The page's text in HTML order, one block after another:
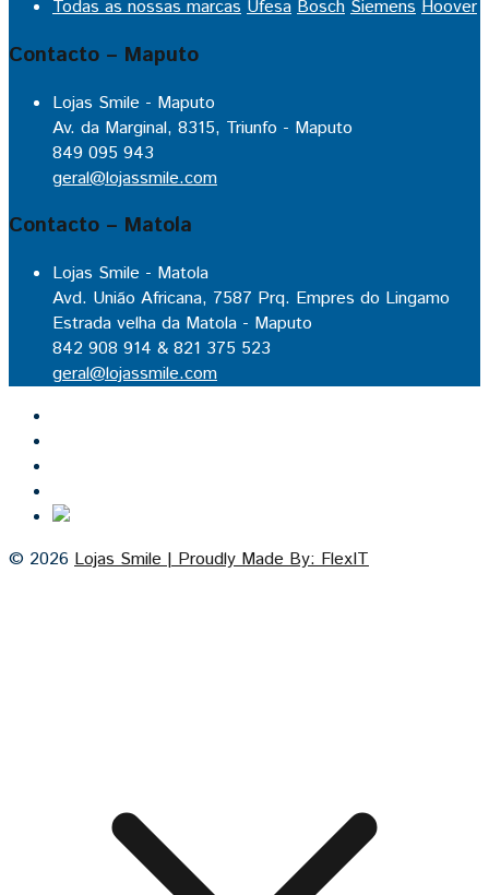
Todas as nossas marcas Ufesa Bosch Siemens Hoover
Contacto – Maputo
Lojas Smile - Maputo
Av. da Marginal, 8315, Triunfo - Maputo
849 095 943
geral@lojassmile.com
Contacto – Matola
Lojas Smile - Matola
Avd. União Africana, 7587 Prq. Empres do Lingamo
Estrada velha da Matola - Maputo
842 908 914 & 821 375 523
geral@lojassmile.com
© 2026 Lojas Smile | Proudly Made By: FlexIT